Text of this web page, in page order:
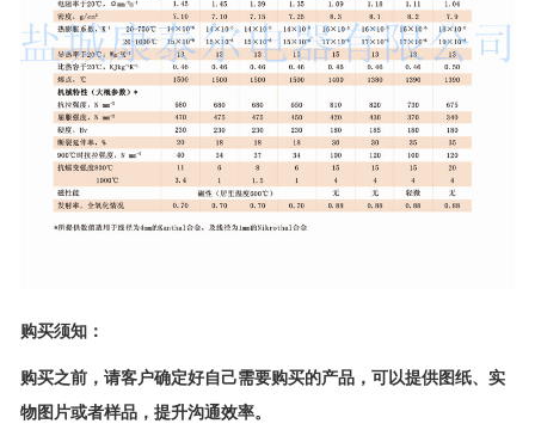
购买须知：
购买之前，请客户确定好自己需要购买的产品，可以提供图纸、实
物图片或者样品，提升沟通效率。